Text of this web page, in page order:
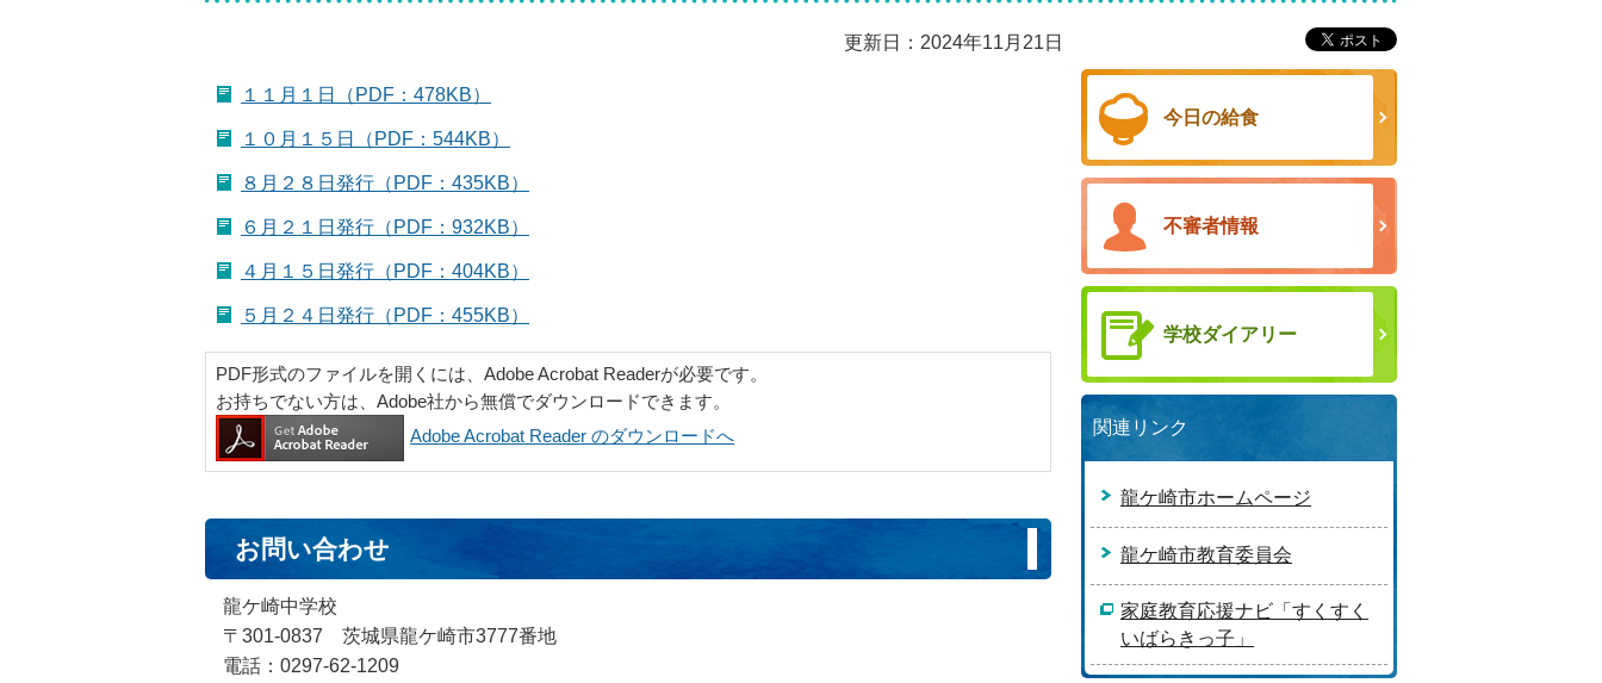
更新日：2024年11月21日
１１月１日（PDF：478KB）
１０月１５日（PDF：544KB）
８月２８日発行（PDF：435KB）
６月２１日発行（PDF：932KB）
４月１５日発行（PDF：404KB）
５月２４日発行（PDF：455KB）
PDF形式のファイルを開くには、Adobe Acrobat Readerが必要です。
お持ちでない方は、Adobe社から無償でダウンロードできます。
Adobe Acrobat Reader のダウンロードへ
お問い合わせ
龍ケ崎中学校
〒301-0837 茨城県龍ケ崎市3777番地
電話：0297-62-1209
今日の給食
不審者情報
学校ダイアリー
関連リンク
龍ケ崎市ホームページ
龍ケ崎市教育委員会
家庭教育応援ナビ「すくすく
いばらきっ子」